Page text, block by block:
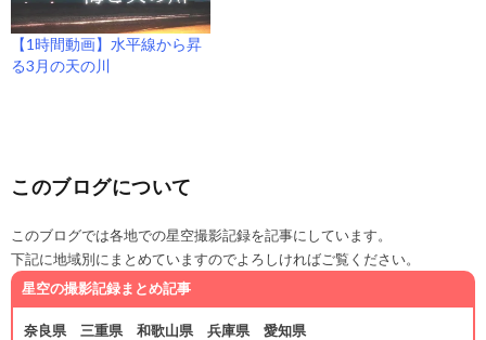
【1時間動画】水平線から昇
る3月の天の川
このブログについて
このブログでは各地での星空撮影記録を記事にしています。
下記に地域別にまとめていますのでよろしければご覧ください。
星空の撮影記録まとめ記事
奈良県 三重県 和歌山県 兵庫県 愛知県